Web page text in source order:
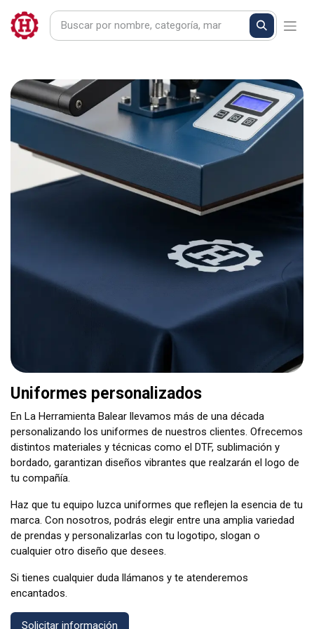
Uniformes personalizados
En La Herramienta Balear llevamos más de una década
personalizando los uniformes de nuestros clientes. Ofrecemos
distintos materiales y técnicas como el DTF, sublimación y
bordado, garantizan diseños vibrantes que realzarán el logo de
tu compañía.
Haz que tu equipo luzca uniformes que reflejen la esencia de tu
marca. Con nosotros, podrás elegir entre una amplia variedad
de prendas y personalizarlas con tu logotipo, slogan o
cualquier otro diseño que desees.
Si tienes cualquier duda llámanos y te atenderemos
encantados.
Solicitar información